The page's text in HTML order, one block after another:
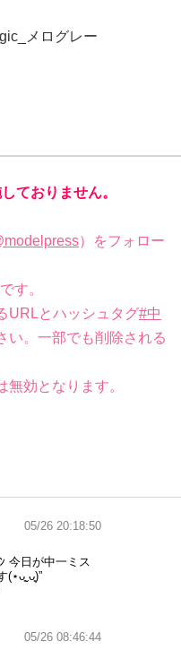
メログレー
ておりません。
）をフォロー
す。
URLとハッシュタグ#中
い。一部でも削除される
無効となります。
05/26 20:18:50
今日が中一ミス
05/26 08:46:44